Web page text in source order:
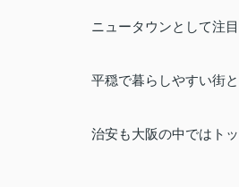
ニュータウンとして注
平穏で暮らしやすい街と
治安も大阪の中ではト